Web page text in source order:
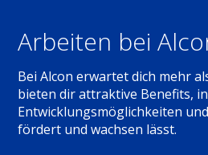
Arbeiten bei
Bei Alcon erwartet dich mehr
bieten dir attraktive Benefits,
Entwicklungsmöglichkeiten
fördert und wachsen lässt.